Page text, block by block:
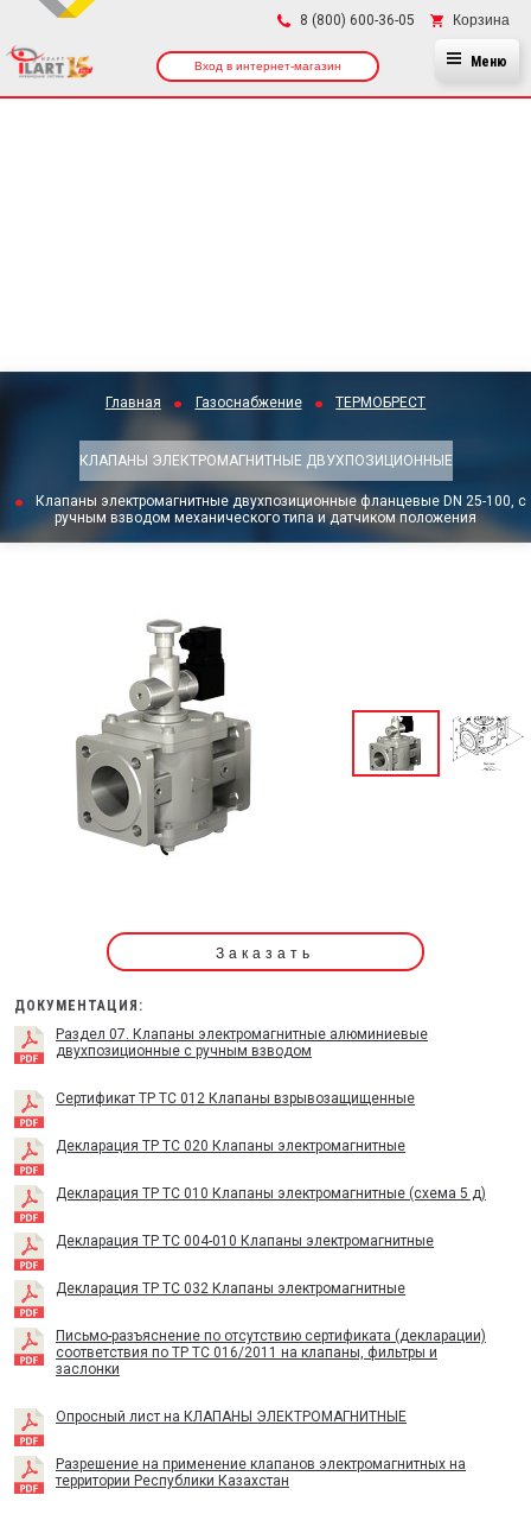
8 (800) 600-36-05 Корзина
Вход в интернет-магазин Меню
Главная Газоснабжение ТЕРМОБРЕСТ
КЛАПАНЫ ЭЛЕКТРОМАГНИТНЫЕ ДВУХПОЗИЦИОННЫЕ
Клапаны электромагнитные двухпозиционные фланцевые DN 25-100, с
ручным взводом механического типа и датчиком положения
Заказать
ДОКУМЕНТАЦИЯ:
Раздел 07. Клапаны электромагнитные алюминиевые
двухпозиционные с ручным взводом
Сертификат TP TC 012 Клапаны взрывозащищенные
Декларация ТР ТС 020 Клапаны электромагнитные
Декларация ТР ТС 010 Клапаны электромагнитные (схема 5 д)
Декларация ТР ТС 004-010 Клапаны электромагнитные
Декларация ТР ТС 032 Клапаны электромагнитные
Письмо-разъяснение по отсутствию сертификата (декларации)
соответствия по ТР ТС 016/2011 на клапаны, фильтры и
заслонки
Опросный лист на КЛАПАНЫ ЭЛЕКТРОМАГНИТНЫЕ
Разрешение на применение клапанов электромагнитных на
территории Республики Казахстан
×